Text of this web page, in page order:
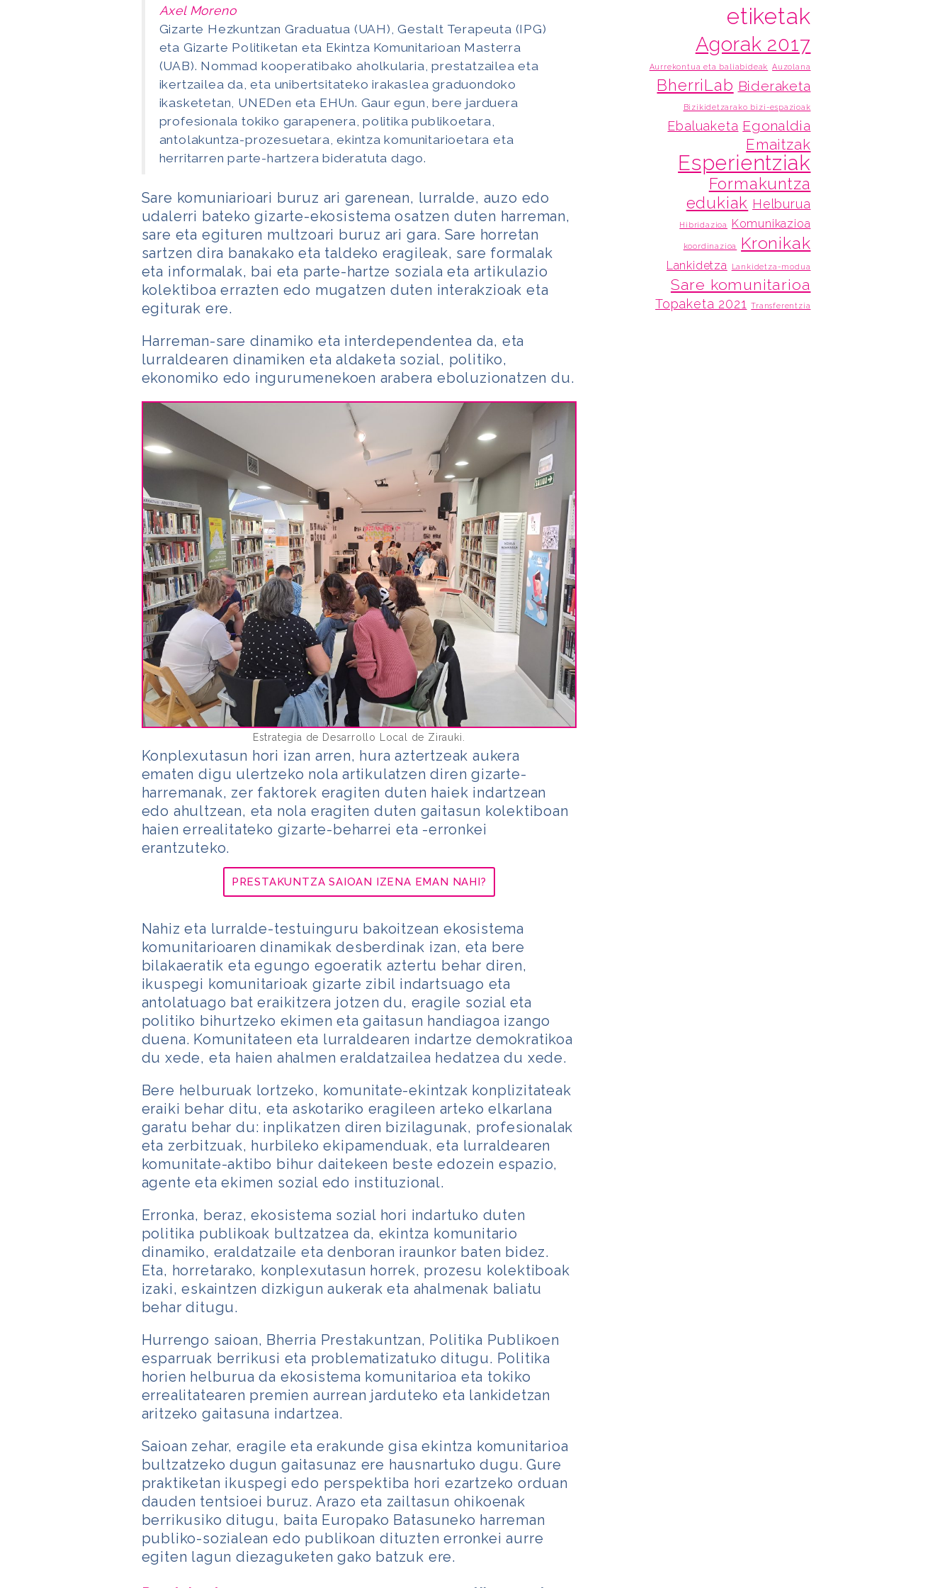
Axel Moreno
Gizarte Hezkuntzan Graduatua (UAH), Gestalt Terapeuta (IPG)
eta Gizarte Politiketan eta Ekintza Komunitarioan Masterra
(UAB). Nommad kooperatibako aholkularia, prestatzailea eta
ikertzailea da, eta unibertsitateko irakaslea graduondoko
ikasketetan, UNEDen eta EHUn. Gaur egun, bere jarduera
profesionala tokiko garapenera, politika publikoetara,
antolakuntza-prozesuetara, ekintza komunitarioetara eta
herritarren parte-hartzera bideratuta dago.
Sare komuniarioari buruz ari garenean, lurralde, auzo edo
udalerri bateko gizarte-ekosistema osatzen duten harreman,
sare eta egituren multzoari buruz ari gara. Sare horretan
sartzen dira banakako eta taldeko eragileak, sare formalak
eta informalak, bai eta parte-hartze soziala eta artikulazio
kolektiboa errazten edo mugatzen duten interakzioak eta
egiturak ere.
Harreman-sare dinamiko eta interdependentea da, eta
lurraldearen dinamiken eta aldaketa sozial, politiko,
ekonomiko edo ingurumenekoen arabera eboluzionatzen du.
Estrategia de Desarrollo Local de Zirauki.
Konplexutasun hori izan arren, hura aztertzeak aukera
ematen digu ulertzeko nola artikulatzen diren gizarte-
harremanak, zer faktorek eragiten duten haiek indartzean
edo ahultzean, eta nola eragiten duten gaitasun kolektiboan
haien errealitateko gizarte-beharrei eta -erronkei
erantzuteko.
PRESTAKUNTZA SAIOAN IZENA EMAN NAHI?
Nahiz eta lurralde-testuinguru bakoitzean ekosistema
komunitarioaren dinamikak desberdinak izan, eta bere
bilakaeratik eta egungo egoeratik aztertu behar diren,
ikuspegi komunitarioak gizarte zibil indartsuago eta
antolatuago bat eraikitzera jotzen du, eragile sozial eta
politiko bihurtzeko ekimen eta gaitasun handiagoa izango
duena. Komunitateen eta lurraldearen indartze demokratikoa
du xede, eta haien ahalmen eraldatzailea hedatzea du xede.
Bere helburuak lortzeko, komunitate-ekintzak konplizitateak
eraiki behar ditu, eta askotariko eragileen arteko elkarlana
garatu behar du: inplikatzen diren bizilagunak, profesionalak
eta zerbitzuak, hurbileko ekipamenduak, eta lurraldearen
komunitate-aktibo bihur daitekeen beste edozein espazio,
agente eta ekimen sozial edo instituzional.
Erronka, beraz, ekosistema sozial hori indartuko duten
politika publikoak bultzatzea da, ekintza komunitario
dinamiko, eraldatzaile eta denboran iraunkor baten bidez.
Eta, horretarako, konplexutasun horrek, prozesu kolektiboak
izaki, eskaintzen dizkigun aukerak eta ahalmenak baliatu
behar ditugu.
Hurrengo saioan, Bherria Prestakuntzan, Politika Publikoen
esparruak berrikusi eta problematizatuko ditugu. Politika
horien helburua da ekosistema komunitarioa eta tokiko
errealitatearen premien aurrean jarduteko eta lankidetzan
aritzeko gaitasuna indartzea.
Saioan zehar, eragile eta erakunde gisa ekintza komunitarioa
bultzatzeko dugun gaitasunaz ere hausnartuko dugu. Gure
praktiketan ikuspegi edo perspektiba hori ezartzeko orduan
dauden tentsioei buruz. Arazo eta zailtasun ohikoenak
berrikusiko ditugu, baita Europako Batasuneko harreman
publiko-sozialean edo publikoan dituzten erronkei aurre
egiten lagun diezaguketen gako batzuk ere.
etiketak
Agorak 2017
Aurrekontua eta baliabideak Auzolana
BherriLab Bideraketa
Bizikidetzarako bizi-espazioak
Ebaluaketa Egonaldia
Emaitzak
Esperientziak
Formakuntza
edukiak Helburua
Hibridazioa Komunikazioa
koordinazioa Kronikak
Lankidetza Lankidetza-modua
Sare komunitarioa
Topaketa 2021 Transferentzia